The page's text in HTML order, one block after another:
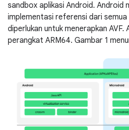
sandbox aplikasi Android. Android
implementasi referensi dari semua
diperlukan untuk menerapkan AVF.
perangkat ARM64. Gambar 1